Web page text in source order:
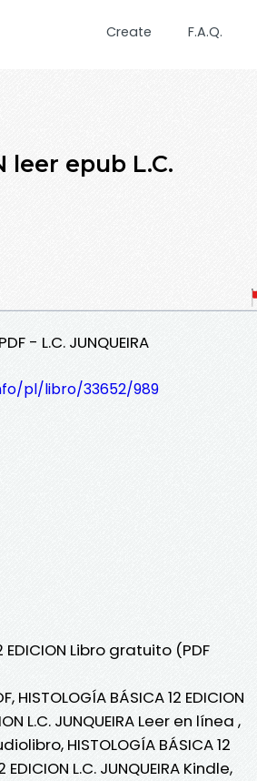
Create F.A.Q.
leer epub L.C.
- L.C. JUNQUEIRA
pl/libro/33652/989
Libro gratuito (PDF
HISTOLOGÍA BÁSICA 12 EDICION
L.C. JUNQUEIRA Leer en línea ,
HISTOLOGÍA BÁSICA 12
EDICION L.C. JUNQUEIRA Kindle,